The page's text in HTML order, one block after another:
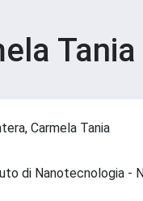
Tania
Carmela Tania
di Nanotecnologia -